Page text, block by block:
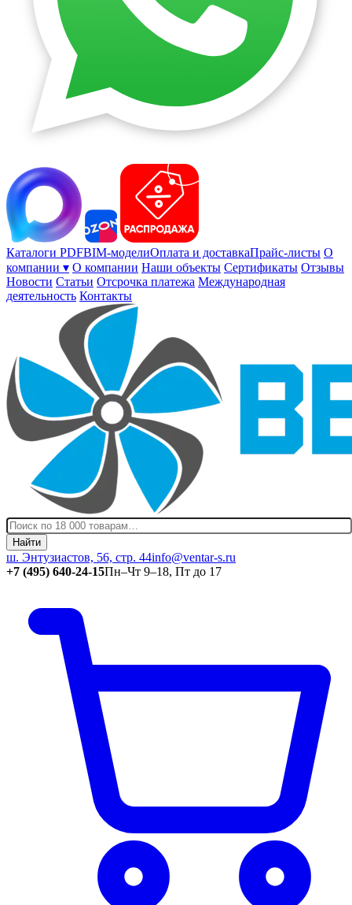
Каталоги PDFBIM-моделиОплата и доставкаПрайс-листы О
компании ▾ О компании Наши объекты Сертификаты Отзывы
Новости Статьи Отсрочка платежа Международная
деятельность Контакты
Найти
ш. Энтузиастов, 56, стр. 44info@ventar-s.ru
+7 (495) 640-24-15Пн–Чт 9–18, Пт до 17